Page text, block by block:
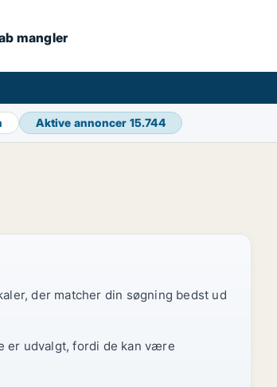
mangler
Aktive annoncer 15.744
der matcher din søgning bedst ud
er udvalgt, fordi de kan være